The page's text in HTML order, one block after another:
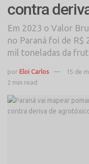
contra
Em 2023 o Valor
no Paraná foi de R$
mil toneladas da
por Eloi Carlos
15 de
2 min read